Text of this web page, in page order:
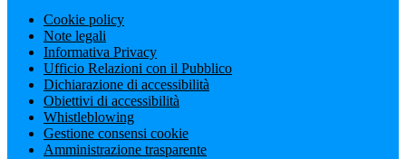
Cookie policy
Note legali
Informativa Privacy
Ufficio Relazioni con il Pubblico
Dichiarazione di accessibilità
Obiettivi di accessibilità
Whistleblowing
Gestione consensi cookie
Amministrazione trasparente